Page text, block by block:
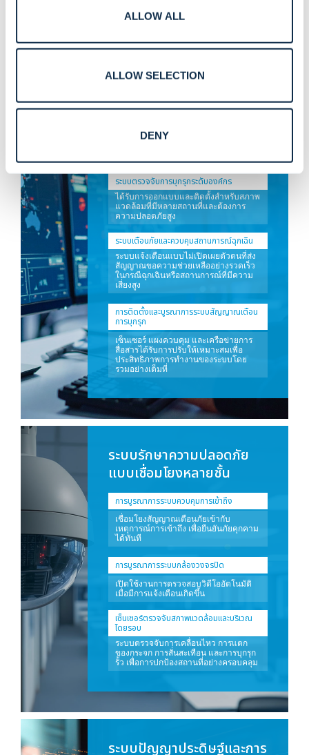
ALLOW ALL
ALLOW SELECTION
DENY
บริการที่ชัดเจน พร้อมใช้งานสำหรับ
การนำไปใช้ และการเพิ่มประสิทธิภาพ
อย่างต่อเนื่อง
ระบบตรวจจับการบุกรุกหลัก
ระบบตรวจจับการบุกรุกระดับองค์กร
ได้รับการออกแบบและติดตั้งสำหรับสภาพ
แวดล้อมที่มีหลายสถานที่และต้องการ
ความปลอดภัยสูง
ระบบเตือนภัยและควบคุมสถานการณ์ฉุกเฉิน
ระบบแจ้งเตือนแบบไม่เปิดเผยตัวตนที่ส่ง
สัญญาณขอความช่วยเหลืออย่างรวดเร็ว
ในกรณีฉุกเฉินหรือสถานการณ์ที่มีความ
เสี่ยงสูง
การติดตั้งและบูรณาการระบบสัญญาณเตือน
การบุกรุก
เซ็นเซอร์ แผงควบคุม และเครือข่ายการ
สื่อสารได้รับการปรับให้เหมาะสมเพื่อ
ประสิทธิภาพการทำงานของระบบโดย
รวมอย่างเต็มที่
ระบบรักษาความปลอดภัย
แบบเชื่อมโยงหลายชั้น
การบูรณาการระบบควบคุมการเข้าถึง
เชื่อมโยงสัญญาณเตือนภัยเข้ากับ
เหตุการณ์การเข้าถึง เพื่อยืนยันภัยคุกคาม
ได้ทันที
การบูรณาการระบบกล้องวงจรปิด
เปิดใช้งานการตรวจสอบวิดีโออัตโนมัติ
เมื่อมีการแจ้งเตือนเกิดขึ้น
เซ็นเซอร์ตรวจจับสภาพแวดล้อมและบริเวณ
โดยรอบ
ระบบตรวจจับการเคลื่อนไหว การแตก
ของกระจก การสั่นสะเทือน และการบุกรุก
รั้ว เพื่อการปกป้องสถานที่อย่างครอบคลุม
ระบบปัญญาประดิษฐ์และการ